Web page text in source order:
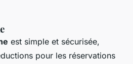
est simple et sécurisée,
pour les réservations